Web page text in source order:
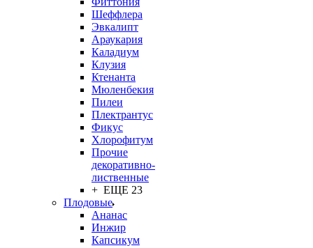
Шеффлера
Эвкалипт
Араукария
Каладиум
Клузия
Ктенанта
Мюленбекия
Пилеи
Плектрантус
Фикус
Хлорофитум
Прочие
декоративно-
лиственные
+ ЕЩЕ 23
Плодовые
Ананас
Инжир
Капсикум